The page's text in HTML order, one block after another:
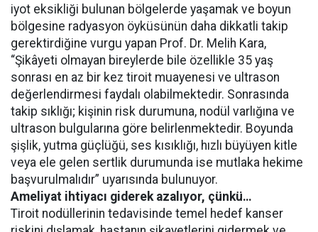
iyot eksikliği bulunan bölgelerde yaşamak ve boyun
bölgesine radyasyon öyküsünün daha dikkatli takip
gerektirdiğine vurgu yapan Prof. Dr. Melih Kara,
“Şikâyeti olmayan bireylerde bile özellikle 35 yaş
sonrası en az bir kez tiroit muayenesi ve ultrason
değerlendirmesi faydalı olabilmektedir. Sonrasında
takip sıklığı; kişinin risk durumuna, nodül varlığına ve
ultrason bulgularına göre belirlenmektedir. Boyunda
şişlik, yutma güçlüğü, ses kısıklığı, hızlı büyüyen kitle
veya ele gelen sertlik durumunda ise mutlaka hekime
başvurulmalıdır” uyarısında bulunuyor.
Ameliyat ihtiyacı giderek azalıyor, çünkü…
Tiroit nodüllerinin tedavisinde temel hedef kanser